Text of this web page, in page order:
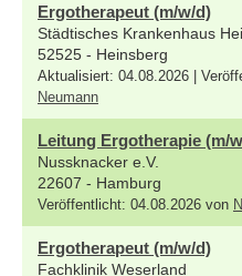
Ergotherapeut (m/w/d)
Städtisches Krankenhaus
52525 - Heinsberg
Aktualisiert: 04.08.2026 |
Neumann
Leitung Ergotherapie (m/
Nussknacker e.V.
22607 - Hamburg
Veröffentlicht: 04.08.2026 von
Ergotherapeut (m/w/d)
Fachklinik Weserland